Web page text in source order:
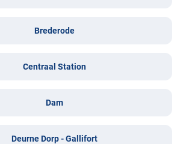
Brederode
Centraal Station
Dam
Deurne Dorp - Gallifort